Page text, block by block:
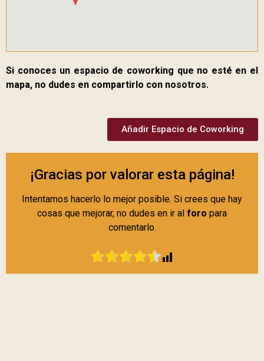
Si conoces un espacio de coworking que no esté en el
mapa, no dudes en compartirlo con nosotros.
Añadir Espacio de Coworking
¡Gracias por valorar esta página!
Intentamos hacerlo lo mejor posible. Si crees que hay
cosas que mejorar, no dudes en ir al foro para
comentarlo.